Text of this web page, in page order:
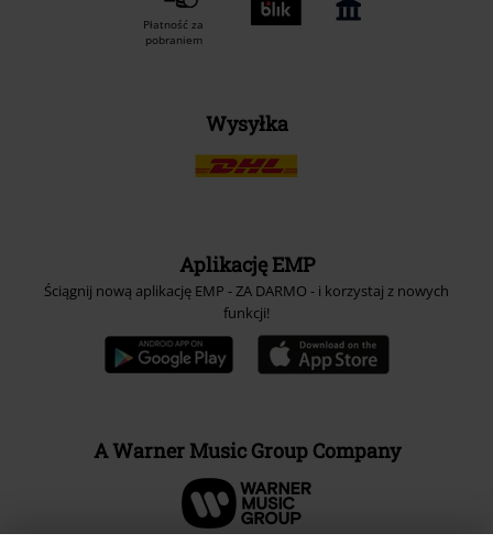
Płatność za
pobraniem
Wysyłka
Aplikację EMP
Ściągnij nową aplikację EMP - ZA DARMO - i korzystaj z nowych
funkcji!
A Warner Music Group Company